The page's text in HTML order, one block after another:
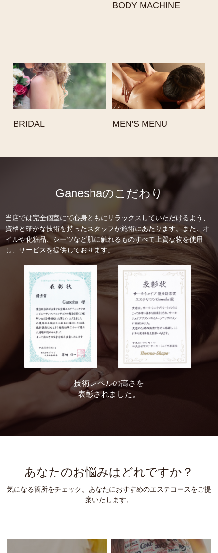
BODY MACHINE
BRIDAL MEN'S MENU
Ganeshaのこだわり
当店では完全個室にて心身ともにリラックスしていただけるよう、
資格と確かな技術を持ったスタッフが施術にあたります。また、オ
イルや化粧品、シーツなど肌に触れるものすべて上質な物を使用
し、サービスを提供しております。
技術レベルの高さを
表彰されました。
あなたのお悩みはどれですか？
気になる箇所をチェック。あなたにおすすめのエステコースをご提
案いたします。